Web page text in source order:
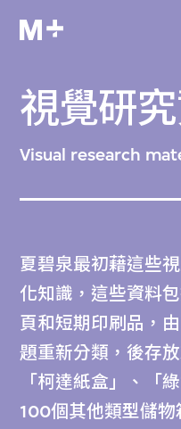
視覺研
Visual research
夏碧泉最初藉這些
化知識，這些資料
頁和短期印刷品，
題重新分類，後存
「柯達紙盒」、「
100個其他類型儲